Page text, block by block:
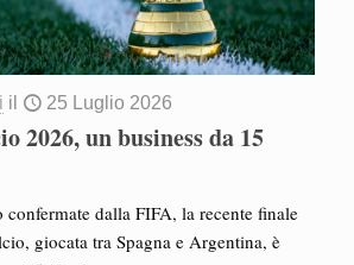
il 25 Luglio 2026
2026, un business da 15
confermate dalla FIFA, la recente finale
giocata tra Spagna e Argentina, è